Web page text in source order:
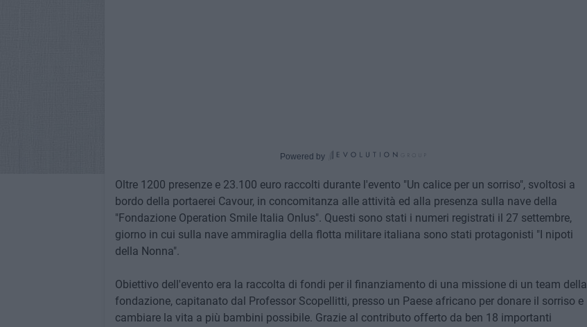
Powered by
Oltre 1200 presenze e 23.100 euro raccolti durante l'evento "Un calice per un sorriso", svoltosi a
bordo della portaerei Cavour, in concomitanza alle attività ed alla presenza sulla nave della
"Fondazione Operation Smile Italia Onlus". Questi sono stati i numeri registrati il 27 settembre,
giorno in cui sulla nave ammiraglia della flotta militare italiana sono stati protagonisti "I nipoti
della Nonna".
Obiettivo dell'evento era la raccolta di fondi per il finanziamento di una missione di un team della
fondazione, capitanato dal Professor Scopellitti, presso un Paese africano per donare il sorriso e
cambiare la vita a più bambini possibile. Grazie al contributo offerto da ben 18 importanti